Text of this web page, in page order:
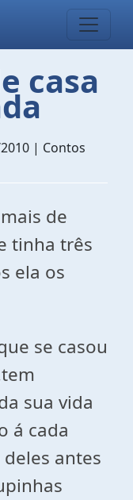
casa
| Contos
de
tinha três
ela os
se casou
sua vida
á cada
antes